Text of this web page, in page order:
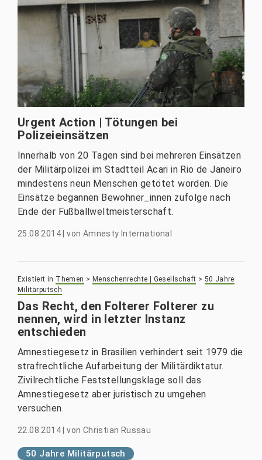
Urgent Action | Tötungen bei
Polizeieinsätzen
Innerhalb von 20 Tagen sind bei mehreren Einsätzen
der Militärpolizei im Stadtteil Acari in Rio de Janeiro
mindestens neun Menschen getötet worden. Die
Einsätze begannen Bewohner_innen zufolge nach
Ende der Fußballweltmeisterschaft.
25.08.2014 |von Amnesty International
Existiert in Themen > Menschenrechte | Gesellschaft > 50 Jahre
Militärputsch
Das Recht, den Folterer Folterer zu
nennen, wird in letzter Instanz
entschieden
Amnestiegesetz in Brasilien verhindert seit 1979 die
strafrechtliche Aufarbeitung der Militärdiktatur.
Zivilrechtliche Feststellungsklage soll das
Amnestiegesetz aber juristisch zu umgehen
versuchen.
22.08.2014 |von Christian Russau
50 Jahre Militärputsch